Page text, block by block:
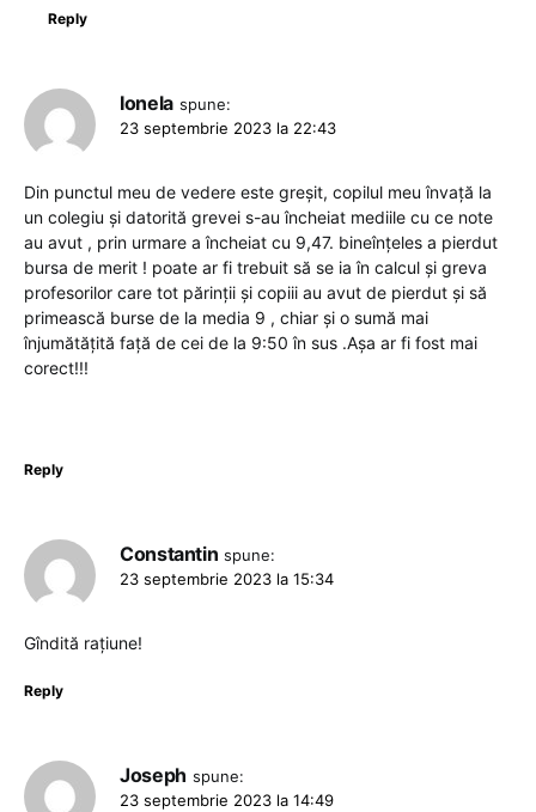
Reply
Ionela spune:
23 septembrie 2023 la 22:43
Din punctul meu de vedere este greșit, copilul meu învață la
un colegiu și datorită grevei s-au încheiat mediile cu ce note
au avut , prin urmare a încheiat cu 9,47. bineînțeles a pierdut
bursa de merit ! poate ar fi trebuit să se ia în calcul și greva
profesorilor care tot părinții și copiii au avut de pierdut și să
primească burse de la media 9 , chiar și o sumă mai
înjumătățită față de cei de la 9:50 în sus .Așa ar fi fost mai
corect!!!
Reply
Constantin spune:
23 septembrie 2023 la 15:34
Gîndită rațiune!
Reply
Joseph spune:
23 septembrie 2023 la 14:49